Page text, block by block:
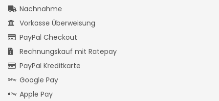
Nachnahme
Vorkasse Überweisung
PayPal Checkout
Rechnungskauf mit Ratepay
PayPal Kreditkarte
Google Pay
Apple Pay